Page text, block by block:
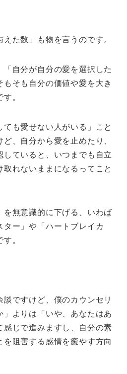
た数」も物を言うのです。
自分が自分の愛を選択した
そも自分の価値や愛を大き
。
も愛せない人がいる」こと
、自分から愛を止めたり、
していると、いつまでも自立
れないままになるってこと
を無意識的に下げる、いわば
ター」や「ハートブレイカ
。
ですけど、僕のカウンセリ
」よりは「いや、あなたはあ
感じで進みますし、自分の素
阻害する感情を癒やす方向